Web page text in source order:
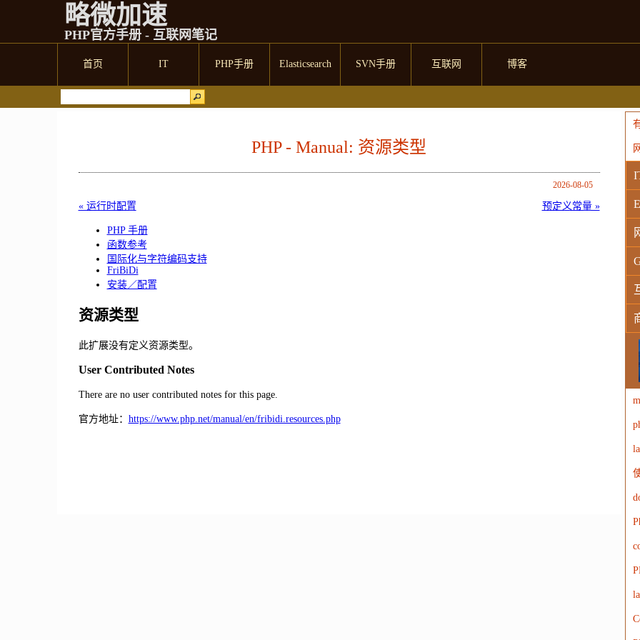
略微加速
PHP官方手册 - 互联网笔记
首页 IT PHP手册 Elasticsearch SVN手册 互联网 博客
PHP - Manual: 资源类型
2026-08-05
预定义常量 »
« 运行时配置
PHP 手册
函数参考
国际化与字符编码支持
FriBiDi
安装／配置
资源类型
此扩展没有定义资源类型。
User Contributed Notes
There are no user contributed notes for this page.
官方地址： https://www.php.net/manual/en/fribidi.resources.php